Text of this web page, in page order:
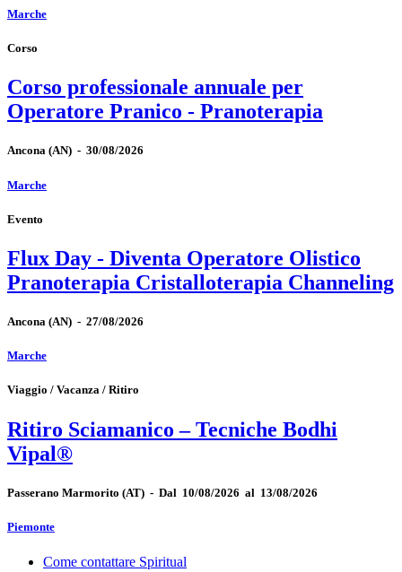
Marche
Corso
Corso professionale annuale per
Operatore Pranico - Pranoterapia
Ancona (AN) - 30/08/2026
Marche
Evento
Flux Day - Diventa Operatore Olistico
Pranoterapia Cristalloterapia Channeling
Ancona (AN) - 27/08/2026
Marche
Viaggio / Vacanza / Ritiro
Ritiro Sciamanico – Tecniche Bodhi
Vipal®
Passerano Marmorito (AT) - Dal 10/08/2026 al 13/08/2026
Piemonte
Come contattare Spiritual